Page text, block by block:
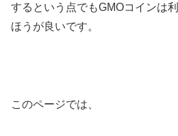
するという点でもGMOコインは
ほうが良いです。
このページでは、